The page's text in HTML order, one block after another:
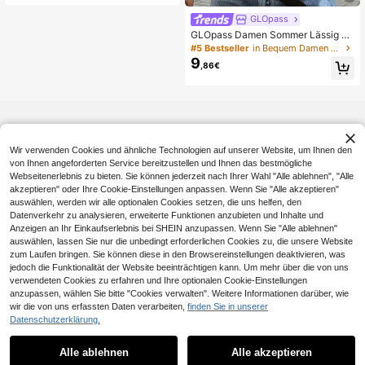
GLOpass
GLOpass Damen Sommer Lässig Pe
ndeln Minimalistisch Einfarbig Tiefe
r V-Ausschnitt Locker Plissiert Figur
betont Kurzes Top Weiß, Schick & E
#5 Bestseller in Bequem Damen Oberteile
9 ,86€
Wir verwenden Cookies und ähnliche Technologien auf unserer Website, um Ihnen den
von Ihnen angeforderten Service bereitzustellen und Ihnen das bestmögliche
Webseitenerlebnis zu bieten. Sie können jederzeit nach Ihrer Wahl "Alle ablehnen", "Alle
akzeptieren" oder Ihre Cookie-Einstellungen anpassen. Wenn Sie "Alle akzeptieren"
auswählen, werden wir alle optionalen Cookies setzen, die uns helfen, den
Datenverkehr zu analysieren, erweiterte Funktionen anzubieten und Inhalte und
Anzeigen an Ihr Einkaufserlebnis bei SHEIN anzupassen. Wenn Sie "Alle ablehnen"
auswählen, lassen Sie nur die unbedingt erforderlichen Cookies zu, die unsere Website
zum Laufen bringen. Sie können diese in den Browsereinstellungen deaktivieren, was
jedoch die Funktionalität der Website beeinträchtigen kann. Um mehr über die von uns
verwendeten Cookies zu erfahren und Ihre optionalen Cookie-Einstellungen
anzupassen, wählen Sie bitte "Cookies verwalten". Weitere Informationen darüber, wie
wir die von uns erfassten Daten verarbeiten, finden Sie in unserer
Datenschutzerklärung.
Alle ablehnen Alle akzeptieren